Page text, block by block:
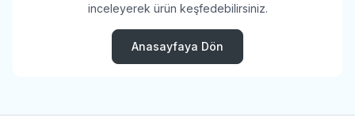
inceleyerek ürün keşfedebilirsiniz.
Anasayfaya Dön